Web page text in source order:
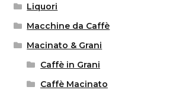
Liquori
Macchine da Caffè
Macinato & Grani
Caffè in Grani
Caffè Macinato